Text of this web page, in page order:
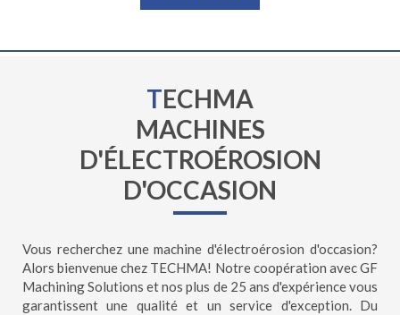
TECHMA
MACHINES
D'ÉLECTROÉROSION
D'OCCASION
Vous recherchez une machine d'électroérosion d'occasion?
Alors bienvenue chez TECHMA! Notre coopération avec GF
Machining Solutions et nos plus de 25 ans d'expérience vous
garantissent une qualité et un service d'exception. Du